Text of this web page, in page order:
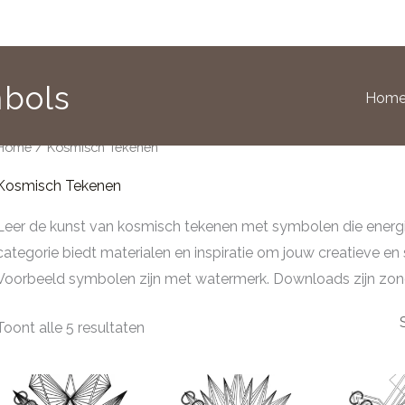
/ Kosmisch Tekenen
Tekenen
de kunst van kosmisch tekenen met symbolen die
biedt materialen en inspiratie om jouw creatieve en
symbolen zijn met watermerk. Downloads zijn
alle 5 resultaten